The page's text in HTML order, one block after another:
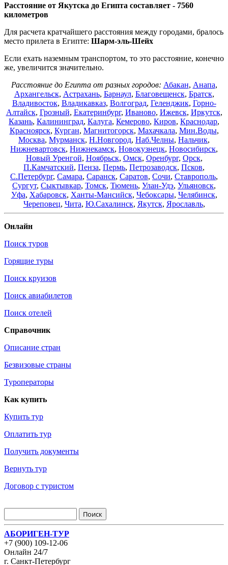
Расстояние от Якутска до Египта составляет - 7560
километров
Для расчета кратчайшего расстояния между городами, бралось
место прилета в Египте: Шарм-эль-Шейх
Если ехать наземным транспортом, то это расстояние, конечно
же, увеличится значительно.
Расстояние до Египта от разных городов: Абакан, Анапа,
Архангельск, Астрахань, Барнаул, Благовещенск, Братск,
Владивосток, Владикавказ, Волгоград, Геленджик, Горно-
Алтайск, Грозный, Екатеринбург, Иваново, Ижевск, Иркутск,
Казань, Калининград, Калуга, Кемерово, Киров, Краснодар,
Красноярск, Курган, Магнитогорск, Махачкала, Мин.Воды,
Москва, Мурманск, Н.Новгород, Наб.Челны, Нальчик,
Нижневартовск, Нижнекамск, Новокузнецк, Новосибирск,
Новый Уренгой, Ноябрьск, Омск, Оренбург, Орск,
П.Камчатский, Пенза, Пермь, Петрозаводск, Псков,
С.Петербург, Самара, Саранск, Саратов, Сочи, Ставрополь,
Сургут, Сыктывкар, Томск, Тюмень, Улан-Удэ, Ульяновск,
Уфа, Хабаровск, Ханты-Мансийск, Чебоксары, Челябинск,
Череповец, Чита, Ю.Сахалинск, Якутск, Ярославль,
Онлайн
Поиск туров
Горящие туры
Поиск круизов
Поиск авиабилетов
Поиск отелей
Справочник
Описание стран
Безвизовые страны
Туроператоры
Как купить
Купить тур
Оплатить тур
Получить документы
Вернуть тур
Договор с туристом
АБОРИГЕН-ТУР
+7 (900) 109-12-06
Онлайн 24/7
г. Санкт-Петербург